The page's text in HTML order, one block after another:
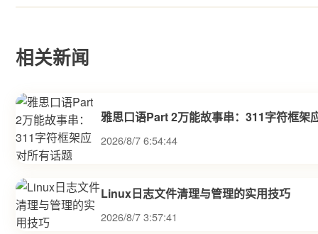
相关新闻
雅思口语Part 2万能故事串：311字符框架
2026/8/7 6:54:44
Linux日志文件清理与管理的实用技巧
2026/8/7 3:57:41